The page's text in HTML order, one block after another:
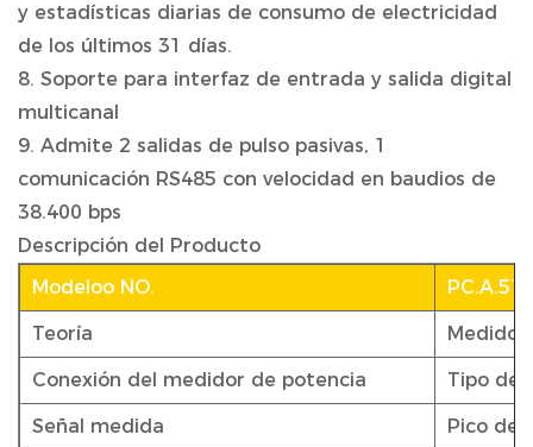
y estadísticas diarias de consumo de electricidad
de los últimos 31 días.
8. Soporte para interfaz de entrada y salida digital
multicanal
9. Admite 2 salidas de pulso pasivas, 1
comunicación RS485 con velocidad en baudios de
38.400 bps
Descripción del Producto
Modeloo NO.
Teoría
Conexión del medidor de potencia Tipo de
Señal medida Pico de